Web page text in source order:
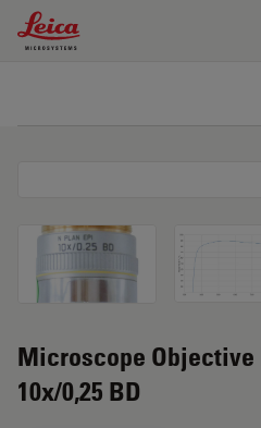
Leica Microsystems Logo
Microscope Objective
10x/0,25 BD